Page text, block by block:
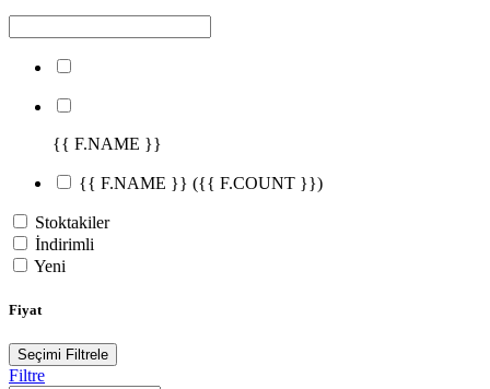
{{ F.NAME }}
{{ F.NAME }} ({{ F.COUNT }})
Stoktakiler
İndirimli
Yeni
Fiyat
Seçimi Filtrele
Filtre